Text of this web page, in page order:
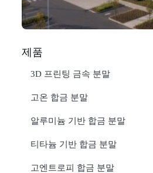
제품
3D 프린팅 금속 분말
고온 합금 분말
알루미늄 기반 합금 분말
티타늄 기반 합금 분말
고엔트로피 합금 분말